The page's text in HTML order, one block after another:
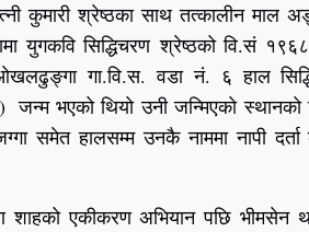
कुमारी श्रेष्ठका साथ तत्कालीन माल
युगकवि सिद्धिचरण श्रेष्ठको वि.सं
गा.वि.स. वडा नं. ६ हाल
भएको थियो उनी जन्मिएको स्थानको
समेत हालसम्म उनकै नाममा नापी दर्ता
शाहको एकीकरण अभियान पछि भीमसेन